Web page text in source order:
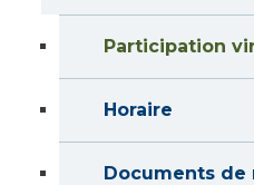
Participation
Horaire
Documents de